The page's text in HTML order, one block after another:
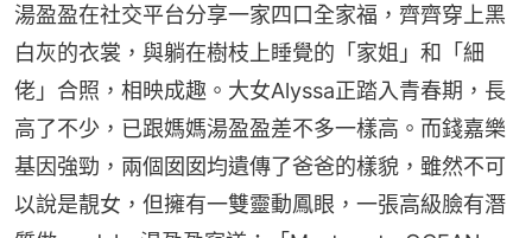
湯盈盈在社交平台分享一家四口全家福，齊齊穿上黑
白灰的衣裳，與躺在樹枝上睡覺的「家姐」和「細
佬」合照，相映成趣。大女Alyssa正踏入青春期，長
高了不少，已跟媽媽湯盈盈差不多一樣高。而錢嘉樂
基因強勁，兩個囡囡均遺傳了爸爸的樣貌，雖然不可
以說是靚女，但擁有一雙靈動鳳眼，一張高級臉有潛